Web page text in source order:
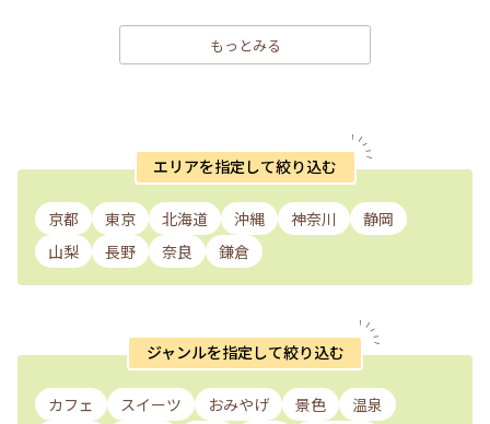
もっとみる
エリアを指定して絞り込む
京都 東京 北海道 沖縄 神奈川
静岡
山梨
長野 奈良 鎌倉
ジャンルを指定して絞り込む
カフェ スイーツ おみやげ 景色
温泉